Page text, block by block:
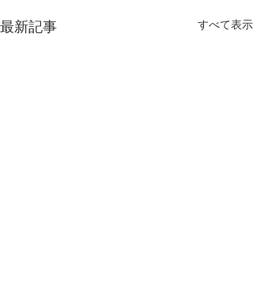
最新記事 すべて表示